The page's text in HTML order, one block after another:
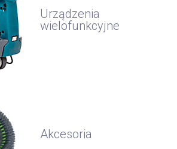
Urządzenia
wielofunkcyjne
Akcesoria